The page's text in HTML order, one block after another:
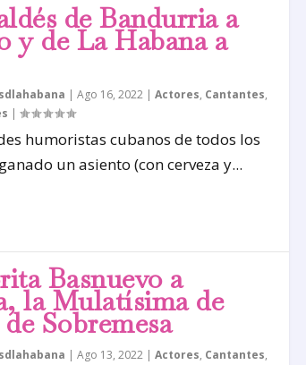
de Bandurria a
y de La Habana a
| Ago 16, 2022| Actores, Cantantes,
|
humoristas cubanos de todos los
un asiento (con cerveza y...
Basnuevo a
la Mulatísima de
Sobremesa
| Ago 13, 2022| Actores, Cantantes,